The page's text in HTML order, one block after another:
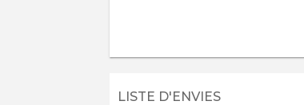
LISTE D'ENVIES